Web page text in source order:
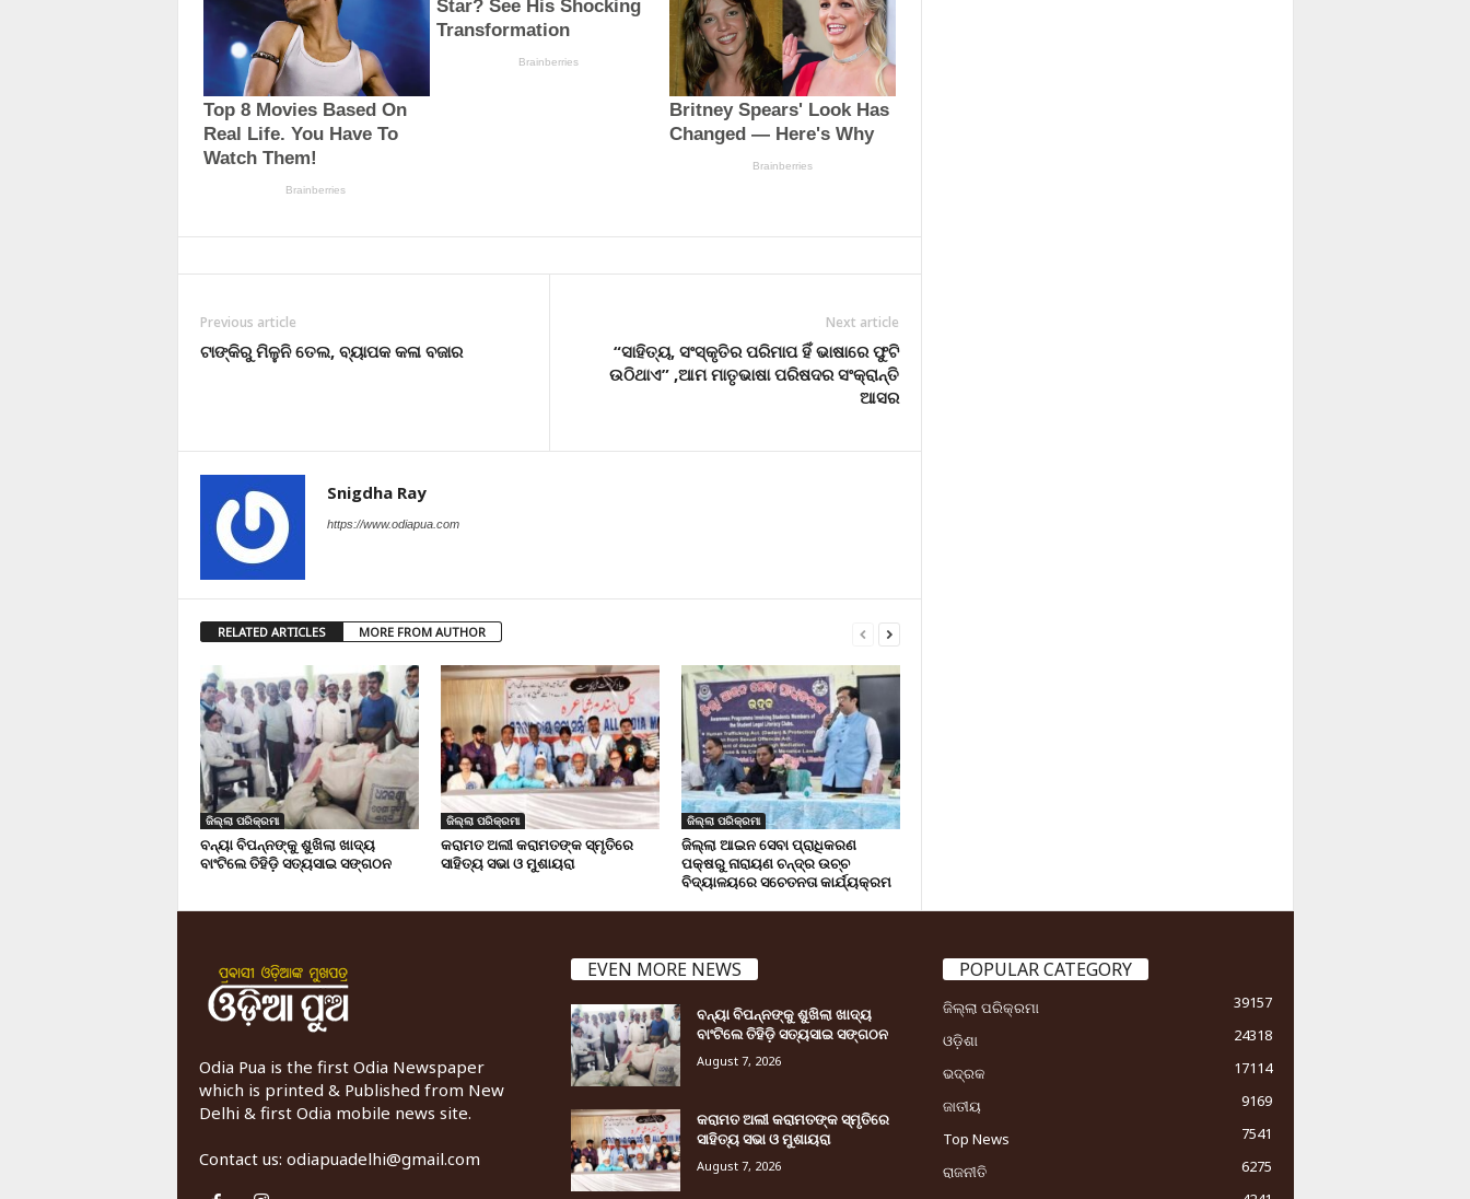
Previous article
ଟାଙ୍କିରୁ ମିଳୁନି ତେଲ, ବ୍ୟାପକ କଳା ବଜାର
Next article
“ସାହିତ୍ୟ, ସଂସ୍କୃତିର ପରିମାପ ହିଁ ଭାଷାରେ ଫୁଟି
ଉଠିଥାଏ” ,ଆମ ମାତୃଭାଷା ପରିଷଦର ସଂକ୍ରାନ୍ତି
ଆସର
Snigdha Ray
https://www.odiapua.com
RELATED ARTICLES MORE FROM AUTHOR
ଜିଲ୍ଲା ପରିକ୍ରମା
ବନ୍ୟା ବିପନ୍ନଙ୍କୁ ଶୁଖିଲା ଖାଦ୍ୟ
ବାଂଟିଲେ ତିହିଡି଼ ସତ୍ୟସାଇ ସଙ୍ଗଠନ
ଜିଲ୍ଲା ପରିକ୍ରମା
କରାମତ ଅଲୀ କରାମତଙ୍କ ସ୍ମୃତିରେ
ସାହିତ୍ୟ ସଭା ଓ ମୁଶାୟରା
ଜିଲ୍ଲା ପରିକ୍ରମା
ଜିଲ୍ଲା ଆଇନ ସେବା ପ୍ରାଧିକରଣ
ପକ୍ଷରୁ ନାରାୟଣ ଚନ୍ଦ୍ର ଉଚ୍ଚ
ବିଦ୍ୟାଳୟରେ ସଚେତନତା କାର୍ଯ୍ୟକ୍ରମ
Odia Pua is the first Odia Newspaper
which is printed & Published from New
Delhi & first Odia mobile news site.
Contact us: odiapuadelhi@gmail.com
EVEN MORE NEWS
ବନ୍ୟା ବିପନ୍ନଙ୍କୁ ଶୁଖିଲା ଖାଦ୍ୟ
ବାଂଟିଲେ ତିହିଡି଼ ସତ୍ୟସାଇ ସଙ୍ଗଠନ
August 7, 2026
କରାମତ ଅଲୀ କରାମତଙ୍କ ସ୍ମୃତିରେ
ସାହିତ୍ୟ ସଭା ଓ ମୁଶାୟରା
August 7, 2026
POPULAR CATEGORY
ଜିଲ୍ଲା ପରିକ୍ରମା
39157
ଓଡ଼ିଶା
24318
ଭଦ୍ରକ
17114
ଜାତୀୟ
9169
Top News
7541
ରାଜନୀତି
6275